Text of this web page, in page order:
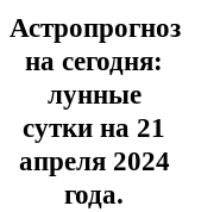
Астропрогноз
на сегодня:
лунные
сутки на 21
апреля 2024
года.